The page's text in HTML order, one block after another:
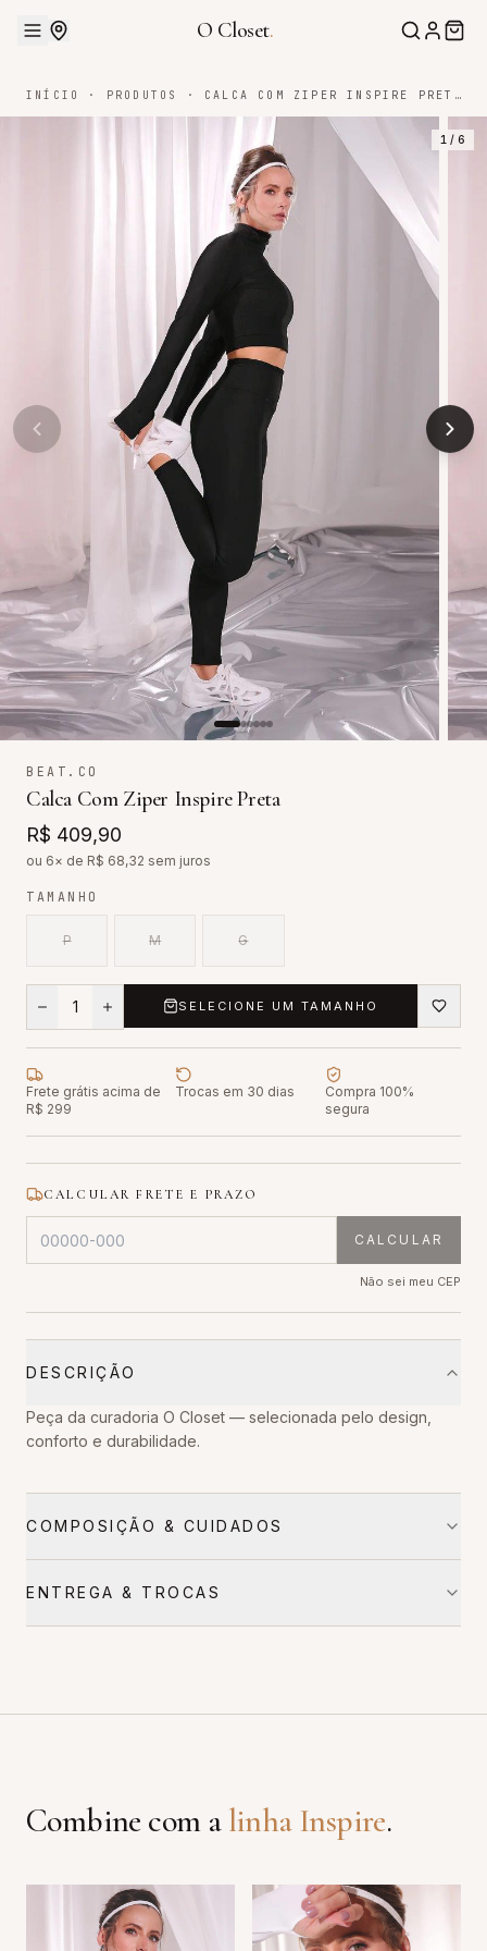
O Closet.
INÍCIO · PRODUTOS · CALCA COM ZIPER INSPIRE PRETA
1 / 6
BEAT.CO
Calca Com Ziper Inspire Preta
R$ 409,90
ou 6× de R$ 68,32 sem juros
TAMANHO
P M G
1 SELECIONE UM TAMANHO
Frete grátis acima de
R$ 299
Trocas em 30 dias
Compra 100%
segura
CALCULAR FRETE E PRAZO
CALCULAR
Não sei meu CEP
DESCRIÇÃO
Peça da curadoria O Closet — selecionada pelo design,
conforto e durabilidade.
COMPOSIÇÃO & CUIDADOS
ENTREGA & TROCAS
Combine com alinhaInspire.